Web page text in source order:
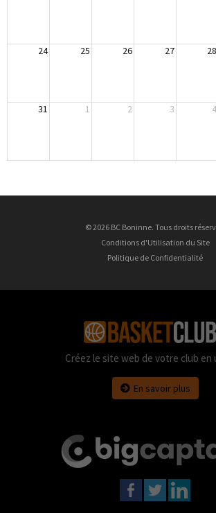
24 25 26 27 28
31 1 2 3 4
© 2026 BC Boninne. Tous droits
Conditions d'Utilisation du Site
Politique de Confidentialité
Créez le site web de votre club en
En savoir plus